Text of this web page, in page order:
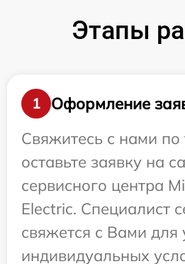
Этапы
1
Оформление
Свяжитесь с нами
оставьте заявку на
сервисного центра
Electric. Специалист
свяжется с Вами для
индивидуальных